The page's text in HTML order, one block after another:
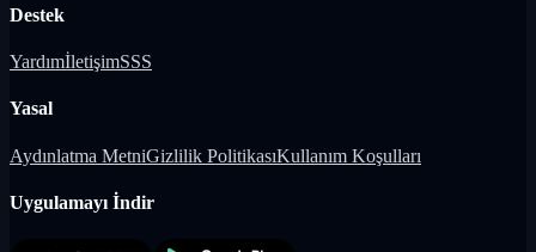
Destek
YardımİletişimSSS
Yasal
Aydınlatma MetniGizlilik PolitikasıKullanım Koşulları
Uygulamayı İndir